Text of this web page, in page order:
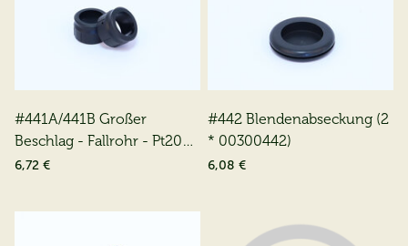
#441A/441B Großer
Beschlag - Fallrohr - Pt200
(2 * 00300441)
6,72 €
#442 Blendenabseckung (2
* 00300442)
6,08 €